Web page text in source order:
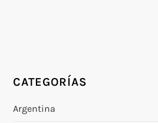
CATEGORÍAS
Argentina